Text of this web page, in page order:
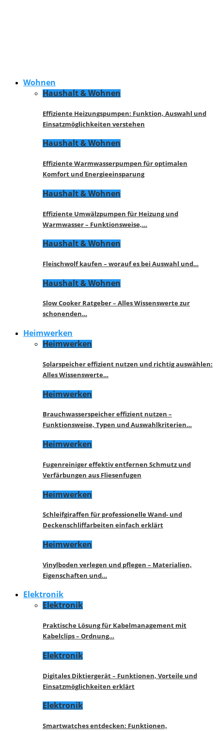
Wohnen
Haushalt & Wohnen
Effiziente Heizungspumpen: Funktion, Auswahl und
Einsatzmöglichkeiten verstehen
Haushalt & Wohnen
Effiziente Warmwasserpumpen für optimalen
Komfort und Energieeinsparung
Haushalt & Wohnen
Effiziente Umwälzpumpen für Heizung und
Warmwasser – Funktionsweise,…
Haushalt & Wohnen
Fleischwolf kaufen – worauf es bei Auswahl und…
Haushalt & Wohnen
Slow Cooker Ratgeber – Alles Wissenswerte zur
schonenden…
Heimwerken
Heimwerken
Solarspeicher effizient nutzen und richtig auswählen:
Alles Wissenswerte…
Heimwerken
Brauchwasserspeicher effizient nutzen –
Funktionsweise, Typen und Auswahlkriterien…
Heimwerken
Fugenreiniger effektiv entfernen Schmutz und
Verfärbungen aus Fliesenfugen
Heimwerken
Schleifgiraffen für professionelle Wand- und
Deckenschliffarbeiten einfach erklärt
Heimwerken
Vinylboden verlegen und pflegen – Materialien,
Eigenschaften und…
Elektronik
Elektronik
Praktische Lösung für Kabelmanagement mit
Kabelclips – Ordnung…
Elektronik
Digitales Diktiergerät – Funktionen, Vorteile und
Einsatzmöglichkeiten erklärt
Elektronik
Smartwatches entdecken: Funktionen,